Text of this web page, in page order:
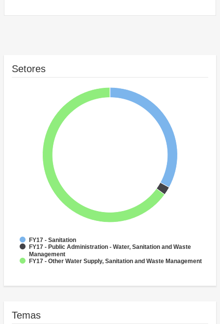
Setores
FY17 - Sanitation
FY17 - Public Administration - Water, Sanitation and Waste
Management
FY17 - Other Water Supply, Sanitation and Waste Management
Temas